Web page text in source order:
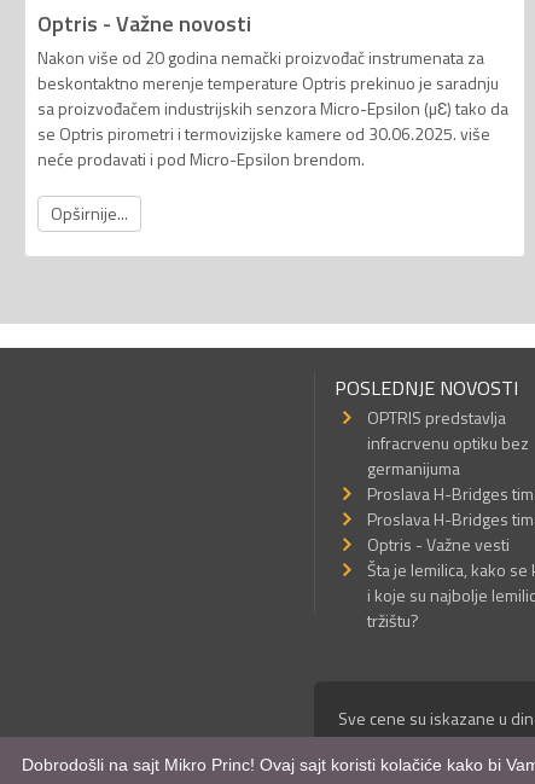
Optris - Važne novosti
Nakon više od 20 godina nemački proizvođač instrumenata za
beskontaktno merenje temperature Optris prekinuo je saradnju
sa proizvođačem industrijskih senzora Micro-Epsilon (µƐ) tako da
se Optris pirometri i termovizijske kamere od 30.06.2025. više
neće prodavati i pod Micro-Epsilon brendom.
Opširnije...
POSLEDNJE NOVOSTI
OPTRIS predstavlja
infracrvenu optiku bez
germanijuma
Proslava H-Bridges
Proslava H-Bridges
Optris - Važne vesti
Šta je lemilica, kako se
i koje su najbolje
tržištu?
Sve cene su iskazane u
© Mikro Princ 1999 -
Kreirao*nbgcreator |
Dobrodošli na sajt Mikro Princ! Ovaj sajt koristi kolačiće kako bi